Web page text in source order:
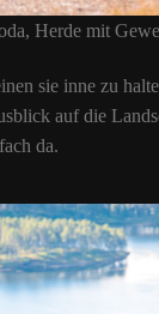
Herde mit
sie inne zu
auf die
da.